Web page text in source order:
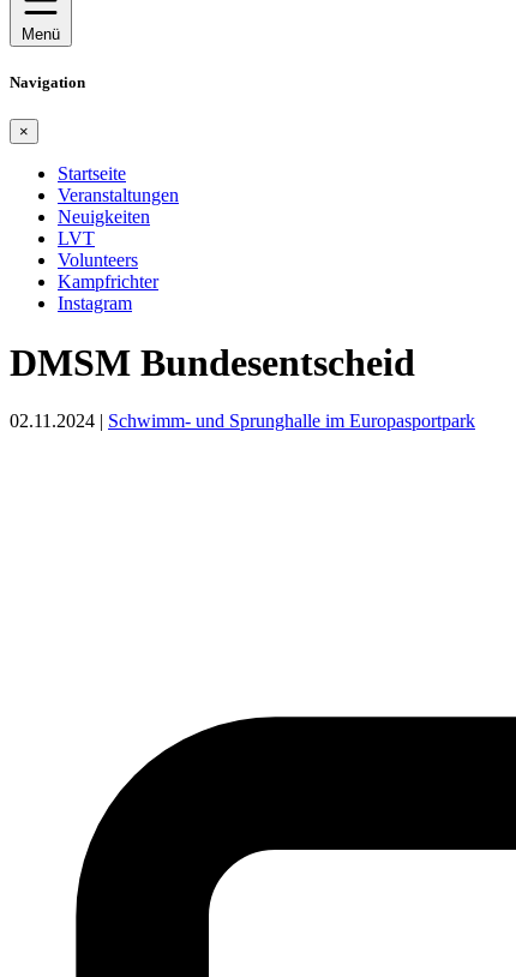
Menü
Navigation
×
Startseite
Veranstaltungen
Neuigkeiten
LVT
Volunteers
Kampfrichter
Instagram
DMSM Bundesentscheid
02.11.2024 | Schwimm- und Sprunghalle im Europasportpark